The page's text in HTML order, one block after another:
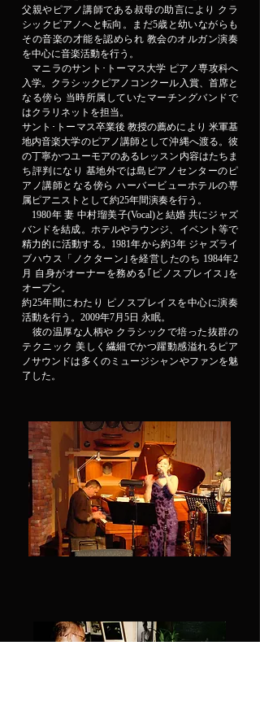
父親やピアノ講師である叔母の助言により クラ
シックピアノへと転向。まだ5歳と幼いながらも
その音楽の才能を認められ 教会のオルガン演奏
を中心に音楽活動を行う。
マニラのサント･トーマス大学 ピアノ専攻科へ
入学。クラシックピアノコンクール入賞、首席と
なる傍ら 当時所属していたマーチングバンドで
はクラリネットを担当。
サント･トーマス卒業後 教授の薦めにより 米軍基
地内音楽大学のピアノ講師として沖縄へ渡る。彼
の丁寧かつユーモアのあるレッスン内容はたちま
ち評判になり 基地外では島ピアノセンターのピ
アノ講師となる傍ら ハーバービューホテルの専
属ピアニストとして約25年間演奏を行う。
1980年 妻 中村瑠美子(Vocal)と結婚 共にジャズ
バンドを結成。ホテルやラウンジ、イベント等で
精力的に活動する。1981年から約3年 ジャズライ
ブハウス「ノクターン｣を経営したのち 1984年2
月 自身がオーナーを務める｢ピノスプレイス｣を
オープン。
約25年間にわたり ピノスプレイスを中心に演奏
活動を行う。2009年7月5日 永眠。
彼の温厚な人柄や クラシックで培った抜群の
テクニック 美しく繊細でかつ躍動感溢れるピア
ノサウンドは多くのミュージシャンやファンを魅
了した。